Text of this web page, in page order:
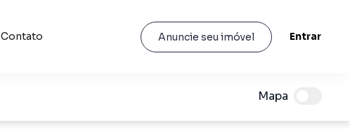
Contato Anuncie seu imóvel Entrar
Mapa